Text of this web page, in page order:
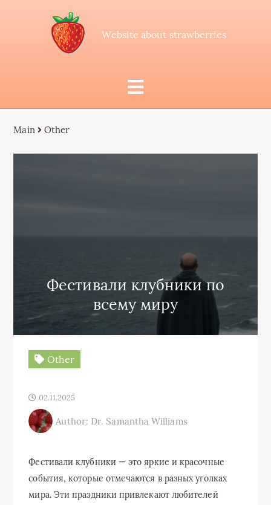
Website about strawberries
Main Other
Фестивали клубники по
всему миру
Other
02.11.2025
Author: Dr. Samantha Williams
Фестивали клубники — это яркие и красочные
события, которые отмечаются в разных уголках
мира. Эти праздники привлекают любителей